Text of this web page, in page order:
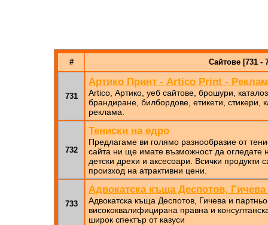
# Сайтове [731 -
731
Артико Принт - Artico Print -
Artico, Артико, уеб сайтове, брошури,
брандиране, билбордове, етикети, стикери,
реклама.
732
Тениски на едро
Предлагаме ви голямо разнообразие от
сайта ни ще имате възможност да огледате
детски дрехи и аксесоари. Всички продукти
произход на атрактивни цени.
733
Адвокатска къща Деспотов,
Адвокатска къща Деспотов, Гичева и
висококвалифицирана правна и
широк спектър от казуси